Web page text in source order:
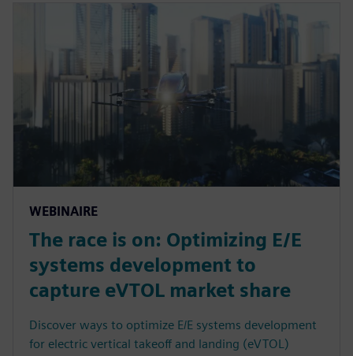
WEBINAIRE
The race is on: Optimizing E/E
systems development to
capture eVTOL market share
Discover ways to optimize E/E systems development
for electric vertical takeoff and landing (eVTOL)